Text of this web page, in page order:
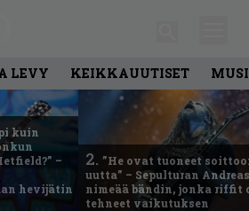
LEVY KEIKKAUUTISET
kuin
–
hevijätin
2. ”He ovat tuoneet
uutta” – Sepulturan
nimeää bändin, jonka riffit
tehneet vaikutuksen